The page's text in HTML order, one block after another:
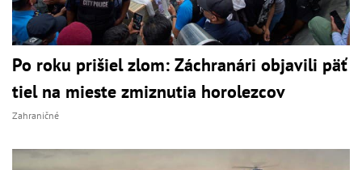
Po roku prišiel zlom: Záchranári objavili päť
tiel na mieste zmiznutia horolezcov
Zahraničné